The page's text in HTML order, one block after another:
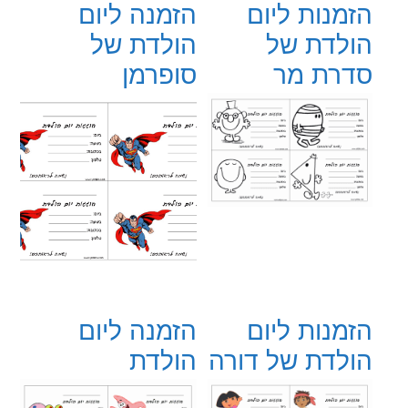
הזמנה ליום
הולדת של
סופרמן
הזמנות ליום
הולדת של
סדרת מר
הזמנה ליום
הולדת
הזמנות ליום
הולדת של דורה